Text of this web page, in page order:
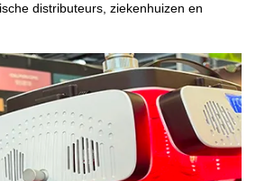
distributeurs, ziekenhuizen en